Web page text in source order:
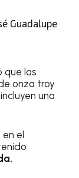
Guadalupe
que las
onza troy
una
el